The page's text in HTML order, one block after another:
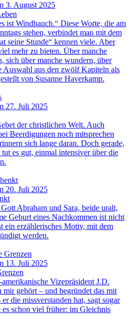
3. August 2025
ist Windhauch.“ Diese Worte, die am
stehen, verbindet man mit dem
seine Stunde“ kennen viele. Aber
mehr zu bieten. Über manche
sich über manche wundern, über
Auswahl aus den zwölf Kapiteln als
von Susanne Haverkamp.
27. Juli 2025
der christlichen Welt. Auch
Beerdigungen noch mitsprechen
sich lange daran. Doch gerade,
es gut, einmal intensiver über die
20. Juli 2025
Abraham und Sara, beide uralt,
Geburt eines Nachkommen ist nicht
ein erzählerisches Motiv, mit dem
werden.
13. Juli 2025
Vizepräsident J.D.
gehört – und begründet das mit
die missverstanden hat, sagt sogar
es schon viel früher: im Gleichnis